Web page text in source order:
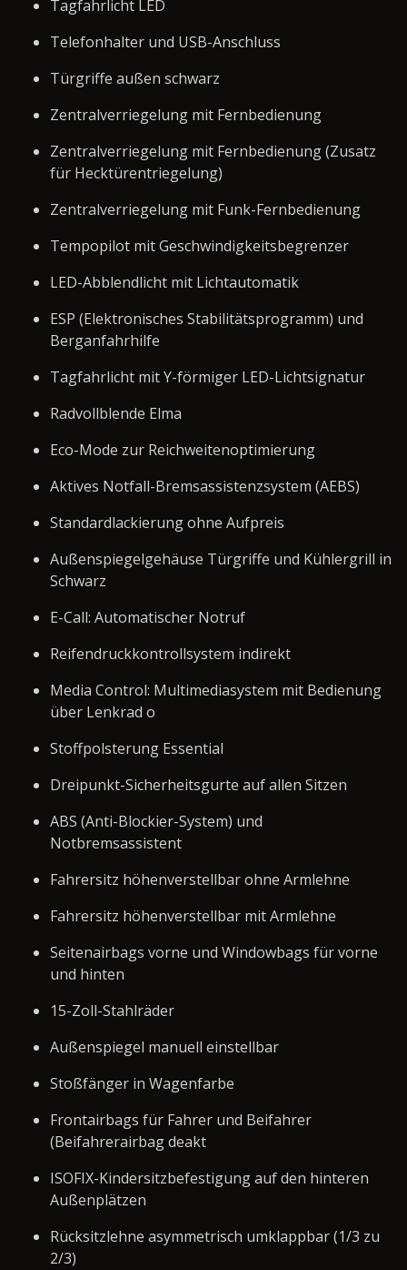
Tagfahrlicht LED
Telefonhalter und USB-Anschluss
Türgriffe außen schwarz
Zentralverriegelung mit Fernbedienung
Zentralverriegelung mit Fernbedienung (Zusatz
für Hecktürentriegelung)
Zentralverriegelung mit Funk-Fernbedienung
Tempopilot mit Geschwindigkeitsbegrenzer
LED-Abblendlicht mit Lichtautomatik
ESP (Elektronisches Stabilitätsprogramm) und
Berganfahrhilfe
Tagfahrlicht mit Y-förmiger LED-Lichtsignatur
Radvollblende Elma
Eco-Mode zur Reichweitenoptimierung
Aktives Notfall-Bremsassistenzsystem (AEBS)
Standardlackierung ohne Aufpreis
Außenspiegelgehäuse Türgriffe und Kühlergrill in
Schwarz
E-Call: Automatischer Notruf
Reifendruckkontrollsystem indirekt
Media Control: Multimediasystem mit Bedienung
über Lenkrad o
Stoffpolsterung Essential
Dreipunkt-Sicherheitsgurte auf allen Sitzen
ABS (Anti-Blockier-System) und
Notbremsassistent
Fahrersitz höhenverstellbar ohne Armlehne
Fahrersitz höhenverstellbar mit Armlehne
Seitenairbags vorne und Windowbags für vorne
und hinten
15-Zoll-Stahlräder
Außenspiegel manuell einstellbar
Stoßfänger in Wagenfarbe
Frontairbags für Fahrer und Beifahrer
(Beifahrerairbag deakt
ISOFIX-Kindersitzbefestigung auf den hinteren
Außenplätzen
Rücksitzlehne asymmetrisch umklappbar (1/3 zu
2/3)